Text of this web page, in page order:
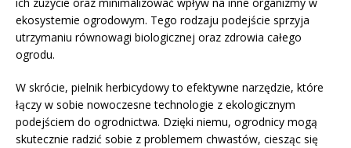
ich zużycie oraz minimalizować wpływ na inne organizmy w
ekosystemie ogrodowym. Tego rodzaju podejście sprzyja
utrzymaniu równowagi biologicznej oraz zdrowia całego
ogrodu.
W skrócie, pielnik herbicydowy to efektywne narzędzie, które
łączy w sobie nowoczesne technologie z ekologicznym
podejściem do ogrodnictwa. Dzięki niemu, ogrodnicy mogą
skutecznie radzić sobie z problemem chwastów, ciesząc się